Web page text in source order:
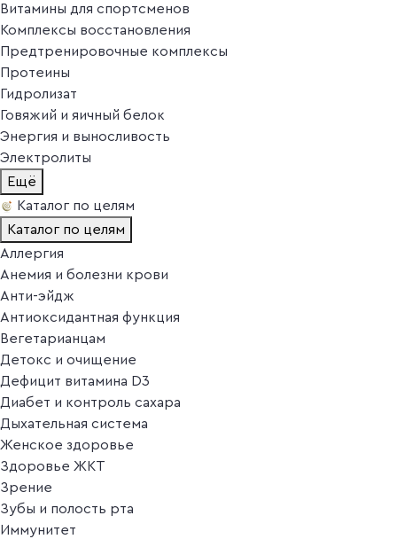
Витамины для спортсменов
Комплексы восстановления
Предтренировочные комплексы
Протеины
Гидролизат
Говяжий и яичный белок
Энергия и выносливость
Электролиты
Ещё
Каталог по целям
Каталог по целям
Аллергия
Анемия и болезни крови
Анти-эйдж
Антиоксидантная функция
Вегетарианцам
Детокс и очищение
Дефицит витамина D3
Диабет и контроль сахара
Дыхательная система
Женское здоровье
Здоровье ЖКТ
Зрение
Зубы и полость рта
Иммунитет